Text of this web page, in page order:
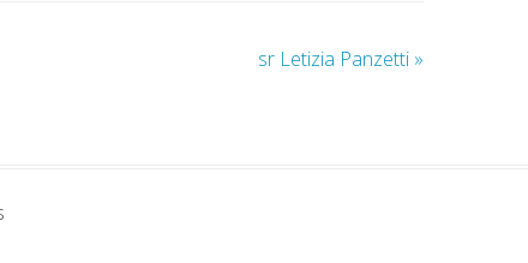
sr Letizia Panzetti »